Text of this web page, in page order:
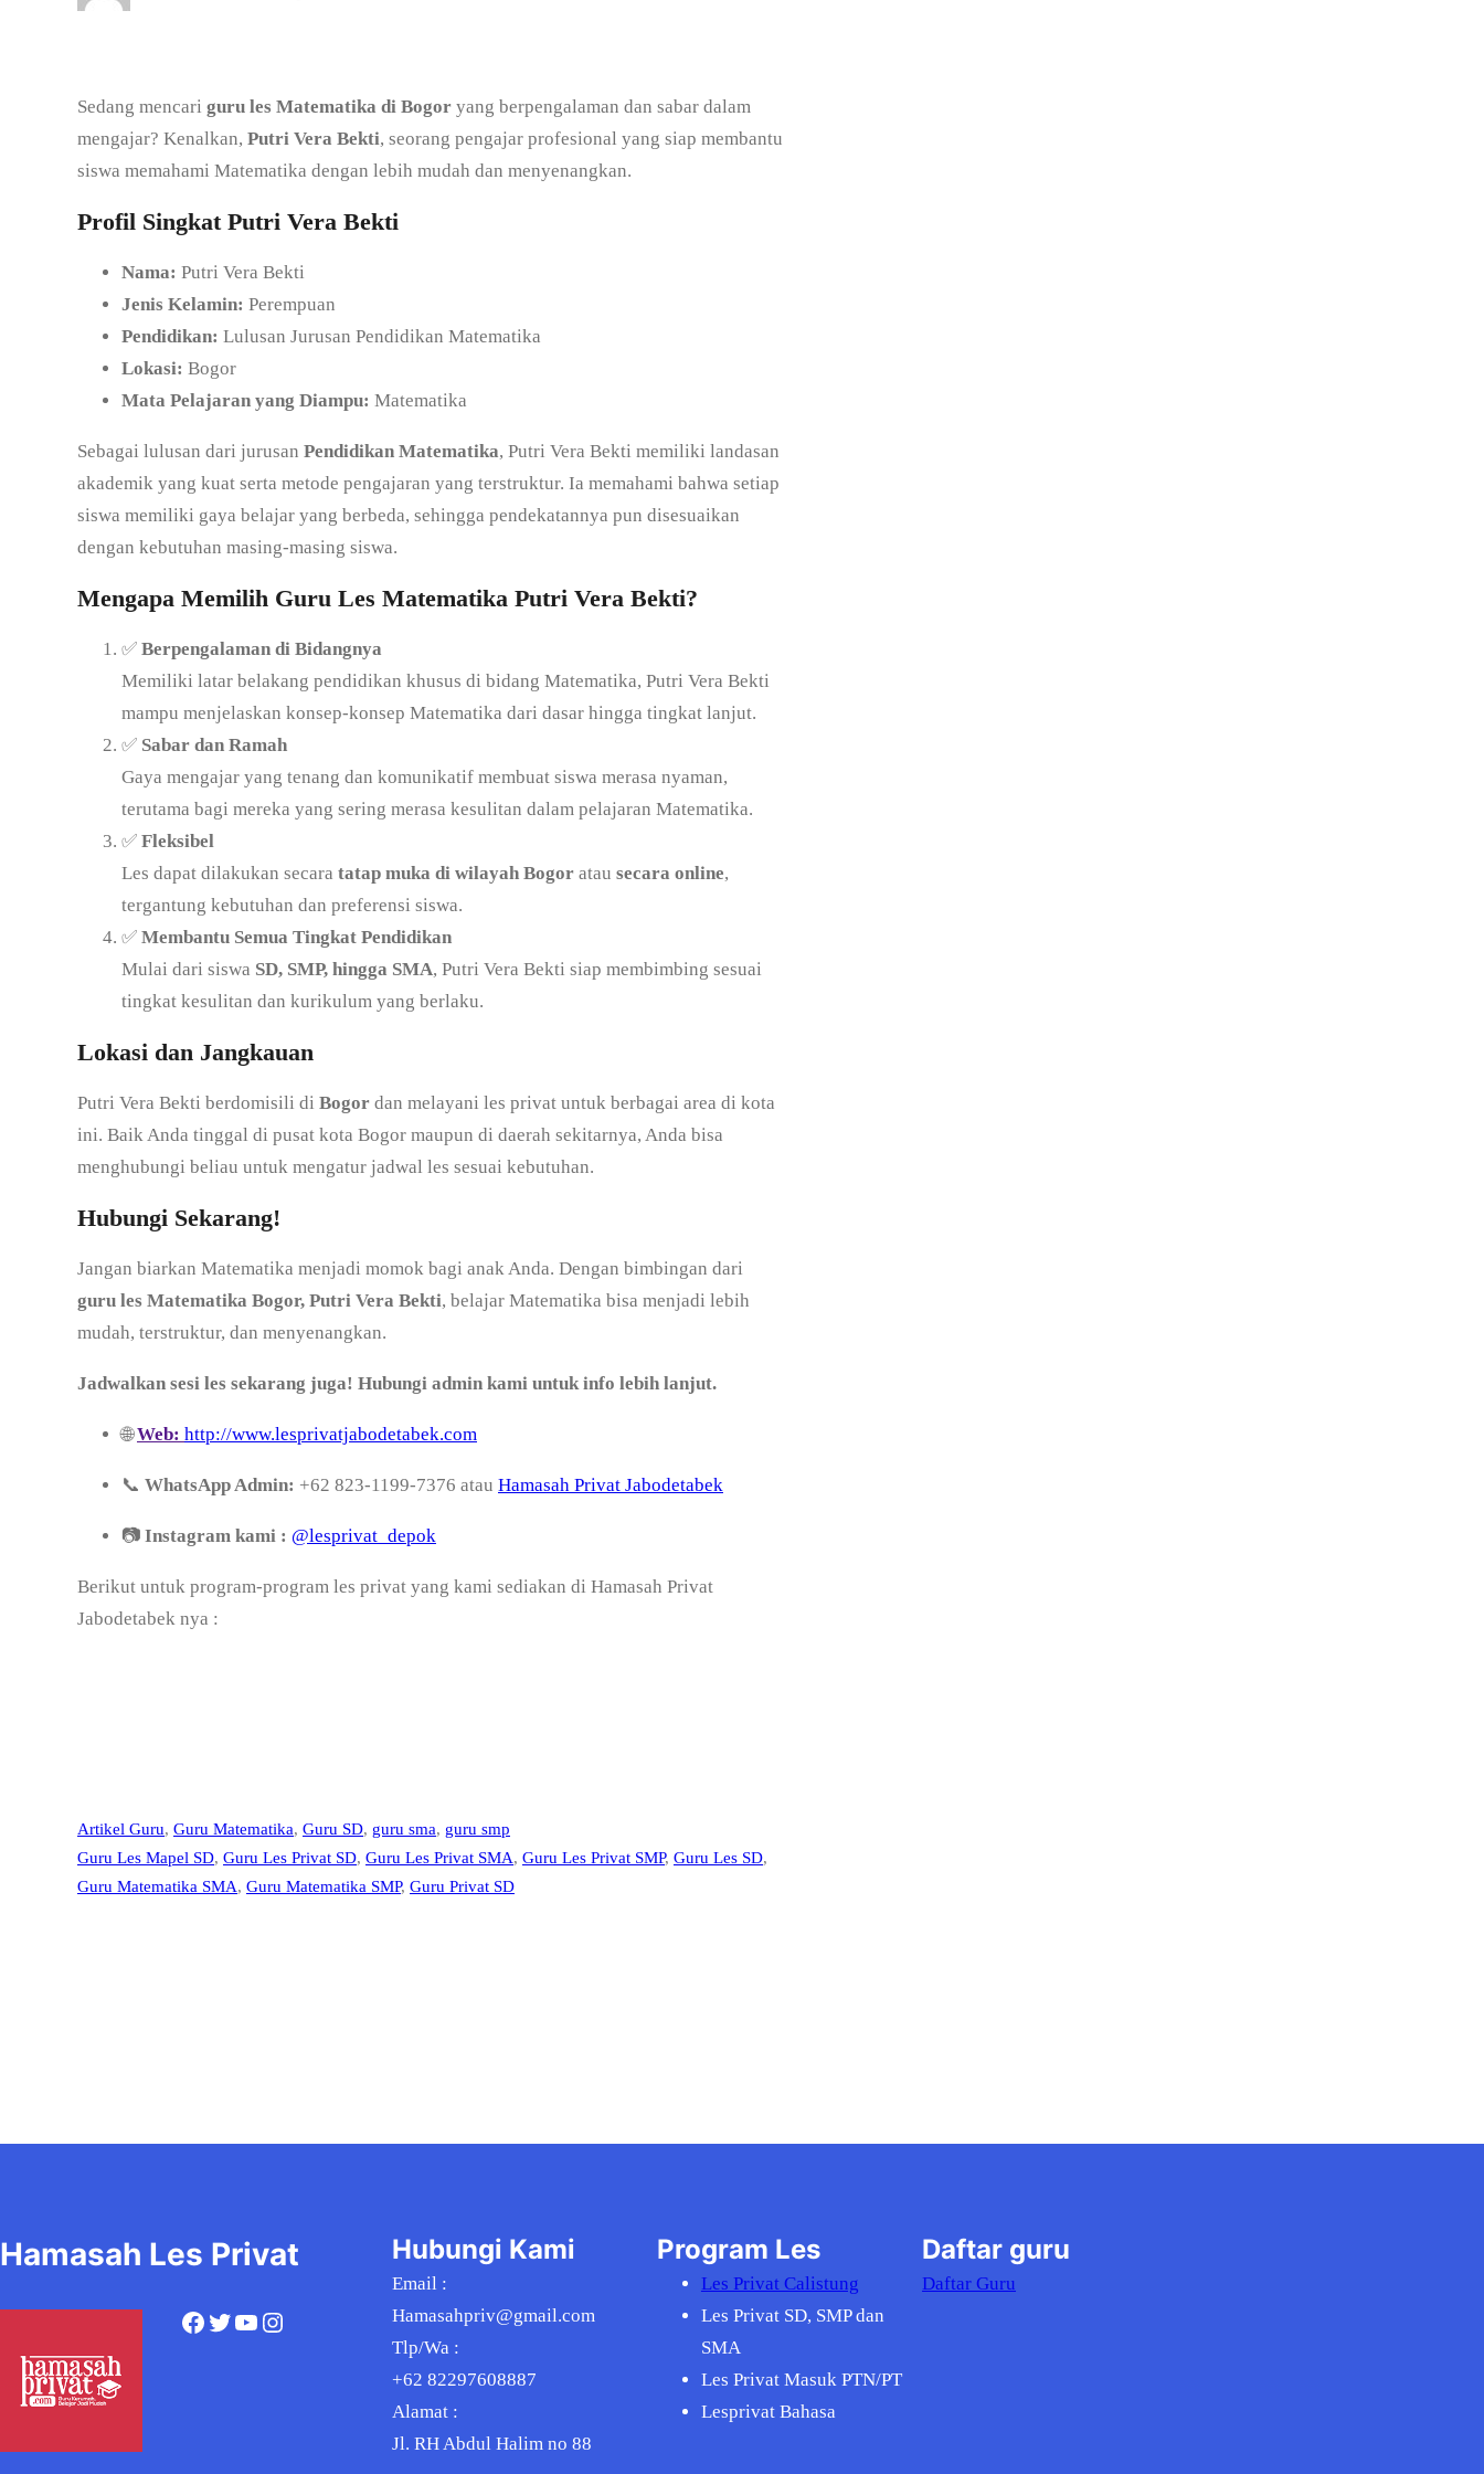
Sedang mencari guru les Matematika di Bogor yang berpengalaman dan sabar dalam
mengajar? Kenalkan, Putri Vera Bekti, seorang pengajar profesional yang siap membantu
siswa memahami Matematika dengan lebih mudah dan menyenangkan.
Profil Singkat Putri Vera Bekti
Nama: Putri Vera Bekti
Jenis Kelamin: Perempuan
Pendidikan: Lulusan Jurusan Pendidikan Matematika
Lokasi: Bogor
Mata Pelajaran yang Diampu: Matematika
Sebagai lulusan dari jurusan Pendidikan Matematika, Putri Vera Bekti memiliki landasan
akademik yang kuat serta metode pengajaran yang terstruktur. Ia memahami bahwa setiap
siswa memiliki gaya belajar yang berbeda, sehingga pendekatannya pun disesuaikan
dengan kebutuhan masing-masing siswa.
Mengapa Memilih Guru Les Matematika Putri Vera Bekti?
✅ Berpengalaman di Bidangnya
Memiliki latar belakang pendidikan khusus di bidang Matematika, Putri Vera Bekti
mampu menjelaskan konsep-konsep Matematika dari dasar hingga tingkat lanjut.
✅ Sabar dan Ramah
Gaya mengajar yang tenang dan komunikatif membuat siswa merasa nyaman,
terutama bagi mereka yang sering merasa kesulitan dalam pelajaran Matematika.
✅ Fleksibel
Les dapat dilakukan secara tatap muka di wilayah Bogor atau secara online,
tergantung kebutuhan dan preferensi siswa.
✅ Membantu Semua Tingkat Pendidikan
Mulai dari siswa SD, SMP, hingga SMA, Putri Vera Bekti siap membimbing sesuai
tingkat kesulitan dan kurikulum yang berlaku.
Lokasi dan Jangkauan
Putri Vera Bekti berdomisili di Bogor dan melayani les privat untuk berbagai area di kota
ini. Baik Anda tinggal di pusat kota Bogor maupun di daerah sekitarnya, Anda bisa
menghubungi beliau untuk mengatur jadwal les sesuai kebutuhan.
Hubungi Sekarang!
Jangan biarkan Matematika menjadi momok bagi anak Anda. Dengan bimbingan dari
guru les Matematika Bogor, Putri Vera Bekti, belajar Matematika bisa menjadi lebih
mudah, terstruktur, dan menyenangkan.
Jadwalkan sesi les sekarang juga! Hubungi admin kami untuk info lebih lanjut.
🌐Web: http://www.lesprivatjabodetabek.com
📞 WhatsApp Admin: +62 823-1199-7376 atau Hamasah Privat Jabodetabek
📷 Instagram kami : @lesprivat_depok
Berikut untuk program-program les privat yang kami sediakan di Hamasah Privat
Jabodetabek nya :
Artikel Guru, Guru Matematika, Guru SD, guru sma, guru smp
Guru Les Mapel SD, Guru Les Privat SD, Guru Les Privat SMA, Guru Les Privat SMP, Guru Les SD
Guru Matematika SMA, Guru Matematika SMP, Guru Privat SD
Hamasah Les Privat
Facebook Twitter YouTube Instagram
Hubungi Kami
Email :
Hamasahpriv@gmail.com
Tlp/Wa :
+62 82297608887
Alamat :
Jl. RH Abdul Halim no 88
Program Les
Les Privat Calistung
Les Privat SD, SMP dan
SMA
Les Privat Masuk PTN/PT
Lesprivat Bahasa
Daftar guru
Daftar Guru